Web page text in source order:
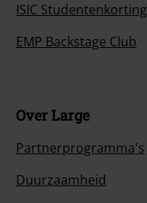
ISIC Studentenkorting
EMP Backstage Club
Over Large
Partnerprogramma's
Duurzaamheid